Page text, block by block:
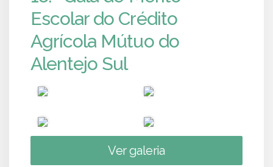
Escolar do Crédito
Agrícola Mútuo do
Alentejo Sul
Ver galeria